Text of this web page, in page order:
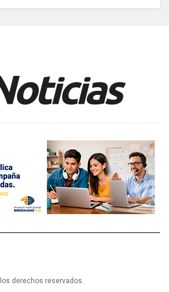
derechos reservados.